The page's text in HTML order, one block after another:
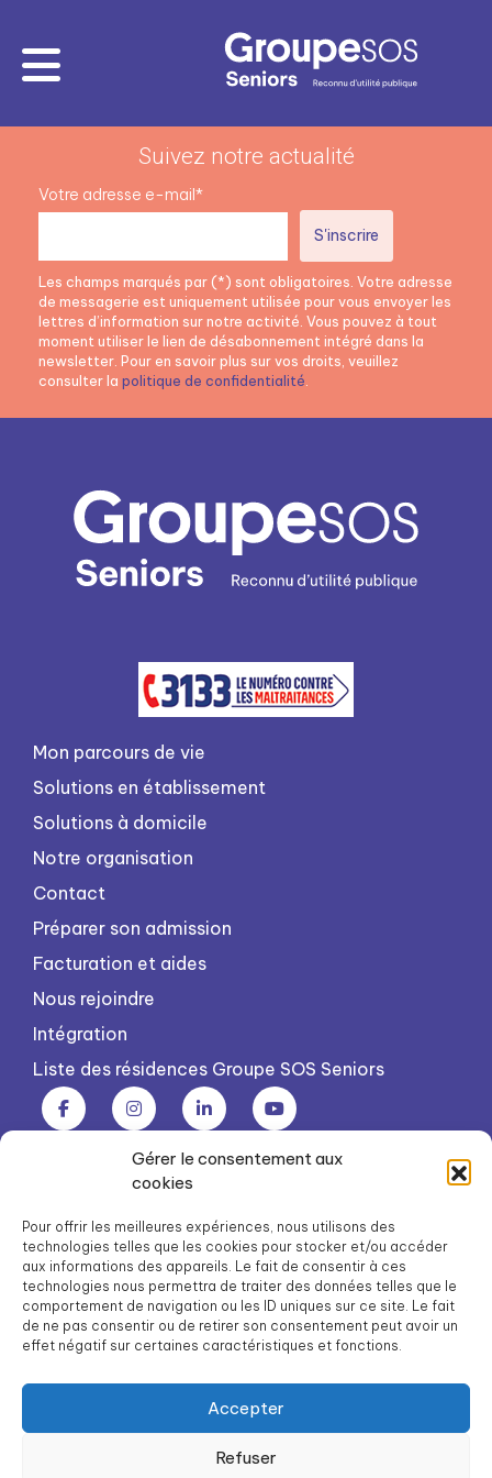
Gérer le consentement aux
cookies
Pour offrir les meilleures expériences, nous utilisons des
technologies telles que les cookies pour stocker et/ou accéder
aux informations des appareils. Le fait de consentir à ces
technologies nous permettra de traiter des données telles que le
comportement de navigation ou les ID uniques sur ce site. Le fait
de ne pas consentir ou de retirer son consentement peut avoir un
effet négatif sur certaines caractéristiques et fonctions.
Accepter
Refuser
Suivez notre actualité
Votre adresse e-mail*
Les champs marqués par (*) sont obligatoires. Votre adresse
de messagerie est uniquement utilisée pour vous envoyer les
lettres d’information sur notre activité. Vous pouvez à tout
moment utiliser le lien de désabonnement intégré dans la
newsletter. Pour en savoir plus sur vos droits, veuillez
consulter la politique de confidentialité
Mon parcours de vie
Solutions en établissement
Solutions à domicile
Notre organisation
Contact
Préparer son admission
Facturation et aides
Nous rejoindre
Intégration
Liste des résidences Groupe SOS Seniors
Groupe SOS Seniors est une association du Groupe SOS
dg.seniors@groupe-sos.org
ARPAVIE est une association du Groupe SOS